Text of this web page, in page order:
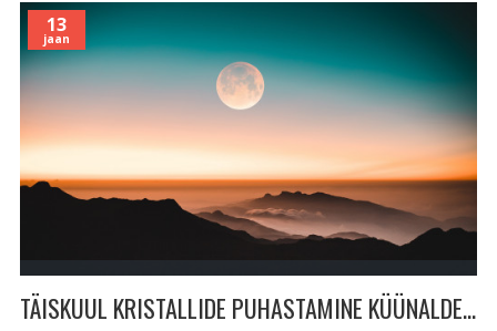
13
jaan
TÄISKUUL KRISTALLIDE PUHASTAMINE KÜÜNALDE JA VIIRUKITEGA